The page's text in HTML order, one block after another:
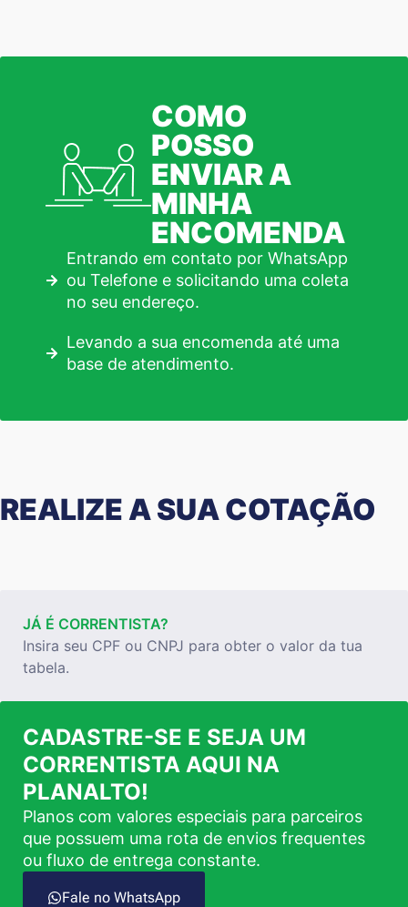
COMO
POSSO
ENVIAR A
MINHA
ENCOMENDA
Entrando em contato por WhatsApp
ou Telefone e solicitando uma coleta
no seu endereço.
Levando a sua encomenda até uma
base de atendimento.
REALIZE A SUA COTAÇÃO
JÁ É CORRENTISTA?
Insira seu CPF ou CNPJ para obter o valor da tua
tabela.
CADASTRE-SE E SEJA UM
CORRENTISTA AQUI NA
PLANALTO!
Planos com valores especiais para parceiros
que possuem uma rota de envios frequentes
ou fluxo de entrega constante.
Fale no WhatsApp